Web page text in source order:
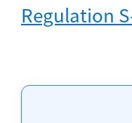
Regulation